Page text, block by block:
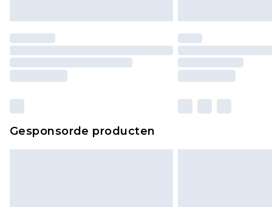
Gesponsorde producten